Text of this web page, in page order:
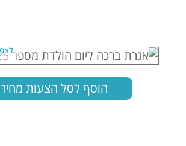
הוסף לסל הצעות מחיר